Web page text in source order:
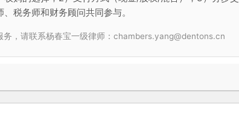
税务师和财务顾问共同参与。
，请联系杨春宝一级律师：chambers.yang@dentons.cn